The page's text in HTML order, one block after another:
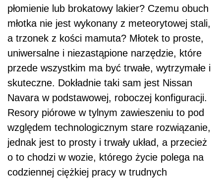
płomienie lub brokatowy lakier? Czemu obuch
młotka nie jest wykonany z meteorytowej stali,
a trzonek z kości mamuta? Młotek to proste,
uniwersalne i niezastąpione narzędzie, które
przede wszystkim ma być trwałe, wytrzymałe i
skuteczne. Dokładnie taki sam jest Nissan
Navara w podstawowej, roboczej konfiguracji.
Resory piórowe w tylnym zawieszeniu to pod
względem technologicznym stare rozwiązanie,
jednak jest to prosty i trwały układ, a przecież
o to chodzi w wozie, którego życie polega na
codziennej ciężkiej pracy w trudnych